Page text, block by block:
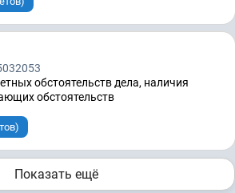
обстоятельств дела, наличия
обстоятельств
Показать ещё